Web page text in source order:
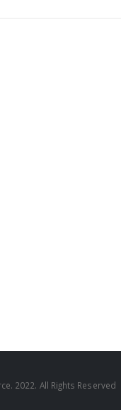
2022. All Rights Reserved